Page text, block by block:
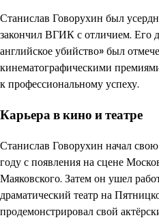
Станислав Говорухин был
закончил ВГИК с отличием. Его
английское убийство» был
кинематографическими
к профессиональному успеху.
Карьера в кино и театре
Станислав Говорухин начал
году с появления на сцене
Маяковского. Затем он ушел
драматический театр на
продемонстрировал свой